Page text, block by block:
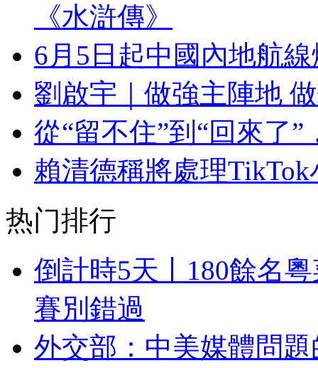
《水滸傳》
6月5日起中國內地航
劉啟宇｜做強主陣地
從“留不住”到“回來了
賴清德稱將處理
热门排行
倒計時5天丨180餘名
賽別錯過
外交部：中美媒體問